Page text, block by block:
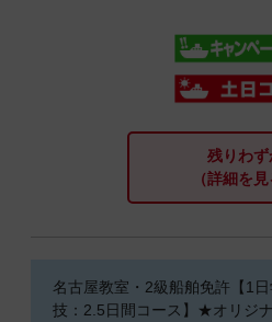
残りわず
（詳細を見
名古屋教室・2級船舶免許【1
技：2.5日間コース】★オリジ